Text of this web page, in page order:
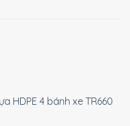
HDPE 4 bánh xe TR660